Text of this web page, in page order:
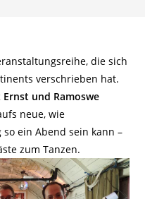
die sich
verschrieben hat.
und Ramoswe
neue, wie
ein Abend sein kann –
zum Tanzen.